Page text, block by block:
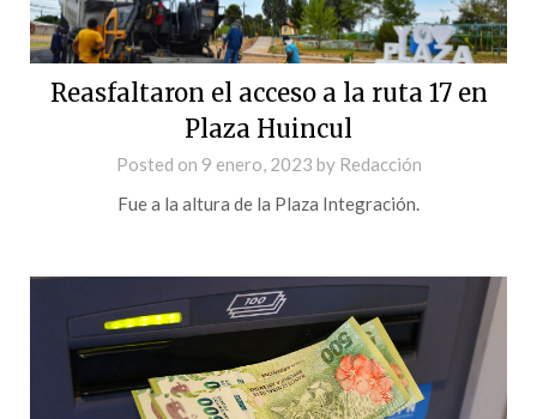
Reasfaltaron el acceso a la ruta 17 en
Plaza Huincul
Posted on 9 enero, 2023 by Redacción
Fue a la altura de la Plaza Integración.